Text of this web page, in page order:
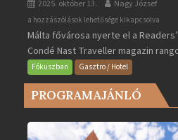
2025. október 13. Nagy József
Valletta
lett
Európa
legjobb
városa
2025-
bejegyzéshez
a hozzászólások lehetősége kikapcsolva
Málta fővárosa nyerte el a
Condé Nast Traveller magazin
Fókuszban Gasztro / Hotel
PROGRAMAJÁNLÓ